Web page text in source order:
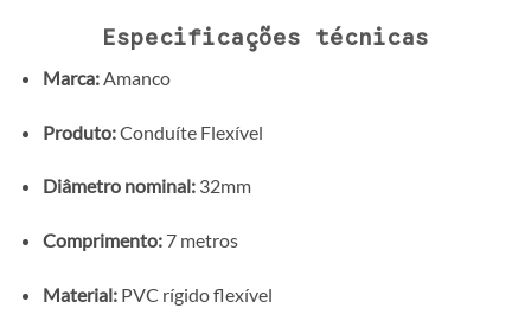
Especificações técnicas
Marca:Amanco
Produto:Conduíte Flexível
Diâmetro nominal:32mm
Comprimento:7 metros
Material:PVC rígido flexível